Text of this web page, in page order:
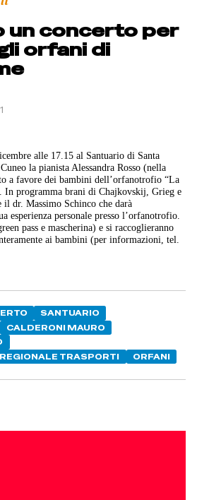
un concerto per
orfani di
alle 17.15 al Santuario di Santa
la pianista Alessandra Rosso (nella
a favore dei bambini dell’orfanotrofio “La
In programma brani di Chajkovskij, Grieg e
il dr. Massimo Schinco che darà
esperienza personale presso l’orfanotrofio.
pass e mascherina) e si raccoglieranno
ai bambini (per informazioni, tel.
SANTUARIO
CALDERONI MAURO
TRASPORTI
ORFANI